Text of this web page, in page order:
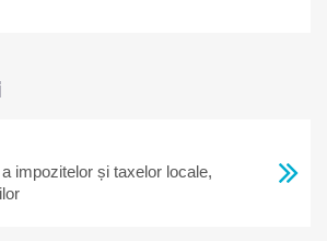
impozitelor și taxelor locale,